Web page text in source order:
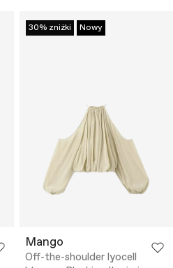
30% zniżki Nowy
Mango
Off-the-shoulder lyocell